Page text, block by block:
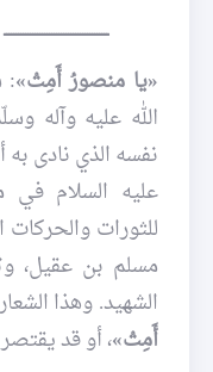
«يا منصورُ أَمِتْ»:
الله عليه وآله
نفسه الذي نادى
عليه السلام في
للثورات والحركات
مسلم بن عقيل،
الشهيد. وهذا
أَمِتْ»، أو قد